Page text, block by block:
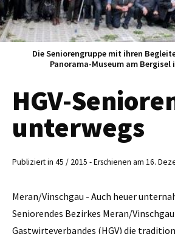
Die Seniorengruppe mit ihren
Panorama-Museum am Bergisel
HGV-
unterwegs
Publiziert in 45 / 2015 - Erschienen am 16.
Meran/Vinschgau - Auch heuer
Seniorendes Bezirkes Meran/
Gastwirteverbandes (HGV) die